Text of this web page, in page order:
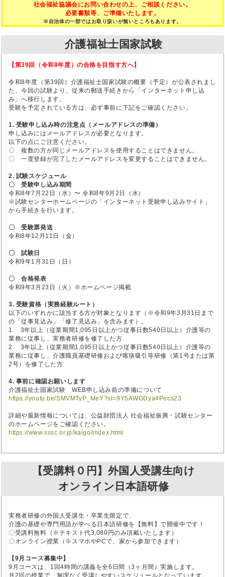
社会福祉協議会にお問い合わせの上、ご相談ください。
必要書類等、ご準備いたします。
※自治体の一部ではお取り扱いが無いところもあります。
介護福祉士国家試験
【第39回（令和8年度）の合格を目指す方へ】
令和8年度（第39回）介護福祉士国家試験の概要（予定）が公表されまし
た。今回の試験より、従来の郵送手続きから「インターネット申し込
み」へ移行します。
受験を予定されている方は、必ず事前に下記をご確認ください。
1. 受験申し込み時の注意点（メールアドレスの準備）
申し込みにはメールアドレスが必要となります。
以下の点にご注意ください。
〇 複数の方が同じメールアドレスを使用することはできません。
〇 一度登録が完了したメールアドレスを変更することはできません。
2. 試験スケジュール
〇 受験申し込み期間
令和8年7月22日（水）〜 令和8年9月2日（水）
※試験センターホームページの「インターネット受験申し込みサイト」
から手続きを行います。
〇 受験票発送
令和8年12月11日（金）
〇 試験日
令和9年1月31日（日）
〇 合格発表
令和9年3月23日（火）※ホームページ掲載
3. 受験資格（実務経験ルート）
以下のいずれかに該当する方が対象となります（※令和9年3月31日まで
の「従事見込み」「修了見込み」を含みます）。
1. 3年以上（従業期間1,095日以上かつ従事日数540日以上）介護等の
業務に従事し、実務者研修を修了した方
2. 3年以上（従業期間1,095日以上かつ従事日数540日以上）介護等の
業務に従事し、介護職員基礎研修および喀痰吸引等研修（第1号または第
2号）を修了した方
4. 事前に確認お願いします
介護福祉士国家試験 WEB申し込み前の準備について
https://youtu.be/SMVMTyP_MeY?si=9Y5AWGDya4Pocs23
詳細や最新情報については、公益財団法人 社会福祉振興・試験センター
のホームページをご確認ください。
https://www.sssc.or.jp/kaigo/index.html
【受講料０円】外国人受講生向け
オンライン日本語研修
実務者研修の外国人受講生・卒業生限定で、
介護の基礎や専門用語が学べる日本語研修を【無料】で開催中です！
〇受講料無料（※テキスト代3,080円のみ頂戴いたします）
〇オンライン授業（※スマホやPCで、家から参加できます）
【9月コース募集中】
9月コースは、1回4時間の講義を全6日間（3ヶ月間）実施します。
月2回の授業で、無理なく受講しやすいスケジュールとなっています。